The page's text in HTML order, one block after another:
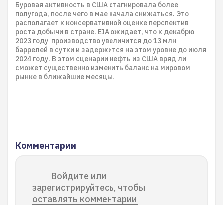
Буровая активность в США стагнировала более
полугода, после чего в мае начала снижаться. Это
располагает к консервативной оценке перспектив
роста добычи в стране. EIA ожидает, что к декабрю
2023 году производство увеличится до 13 млн
баррелей в сутки и задержится на этом уровне до июля
2024 году. В этом сценарии нефть из США вряд ли
сможет существенно изменить баланс на мировом
рынке в ближайшие месяцы.
Комментарии
Войдите или
зарегистрируйтесь, чтобы
оставлять комментарии